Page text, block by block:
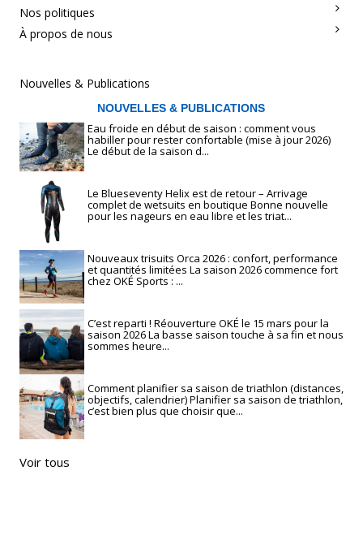
Nos politiques
À propos de nous
Nouvelles & Publications
NOUVELLES & PUBLICATIONS
Eau froide en début de saison : comment vous
habiller pour rester confortable (mise à jour 2026)
Le début de la saison d...
Le Blueseventy Helix est de retour – Arrivage
complet de wetsuits en boutique Bonne nouvelle
pour les nageurs en eau libre et les triat...
Nouveaux trisuits Orca 2026 : confort, performance
et quantités limitées La saison 2026 commence fort
chez OKÉ Sports : ...
C’est reparti ! Réouverture OKÉ le 15 mars pour la
saison 2026 La basse saison touche à sa fin et nous
sommes heure...
Comment planifier sa saison de triathlon (distances,
objectifs, calendrier) Planifier sa saison de triathlon,
c’est bien plus que choisir que...
Voir tous